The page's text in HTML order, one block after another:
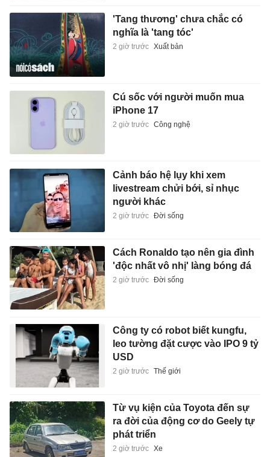
'Tang thương' chưa chắc có
nghĩa là 'tang tóc'
2 giờ trước Xuất bản
Cú sốc với người muốn mua
iPhone 17
2 giờ trước Công nghệ
Cảnh báo hệ lụy khi xem
livestream chửi bới, sỉ nhục
người khác
2 giờ trước Đời sống
Cách Ronaldo tạo nên gia đình
'độc nhất vô nhị' làng bóng đá
2 giờ trước Đời sống
Công ty có robot biết kungfu,
leo tường đặt cược vào IPO 9 tỷ
USD
2 giờ trước Thế giới
Từ vụ kiện của Toyota đến sự
ra đời của động cơ do Geely tự
phát triển
2 giờ trước Xe